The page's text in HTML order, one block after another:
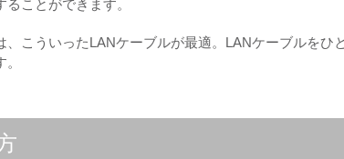
ことができます。
こういったLANケーブルが最適。LANケーブルをひ